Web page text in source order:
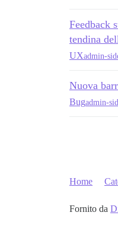
Feedback
tendina
UXadmin-
Nuova
Bugadmin-
Home
Fornito da